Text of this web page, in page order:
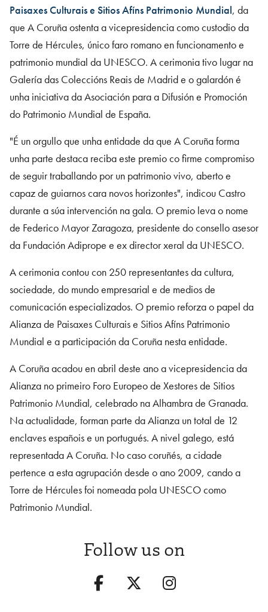
Paisaxes Culturais e Sitios Afíns Patrimonio Mundial, da
que A Coruña ostenta a vicepresidencia como custodio da
Torre de Hércules, único faro romano en funcionamento e
patrimonio mundial da UNESCO. A cerimonia tivo lugar na
Galería das Coleccións Reais de Madrid e o galardón é
unha iniciativa da Asociación para a Difusión e Promoción
do Patrimonio Mundial de España.
"É un orgullo que unha entidade da que A Coruña forma
unha parte destaca reciba este premio co firme compromiso
de seguir traballando por un patrimonio vivo, aberto e
capaz de guiarnos cara novos horizontes", indicou Castro
durante a súa intervención na gala. O premio leva o nome
de Federico Mayor Zaragoza, presidente do consello asesor
da Fundación Adiprope e ex director xeral da UNESCO.
A cerimonia contou con 250 representantes da cultura,
sociedade, do mundo empresarial e de medios de
comunicación especializados. O premio reforza o papel da
Alianza de Paisaxes Culturais e Sitios Afíns Patrimonio
Mundial e a participación da Coruña nesta entidade.
A Coruña acadou en abril deste ano a vicepresidencia da
Alianza no primeiro Foro Europeo de Xestores de Sitios
Patrimonio Mundial, celebrado na Alhambra de Granada.
Na actualidade, forman parte da Alianza un total de 12
enclaves españois e un portugués. A nivel galego, está
representada A Coruña. No caso coruñés, a cidade
pertence a esta agrupación desde o ano 2009, cando a
Torre de Hércules foi nomeada pola UNESCO como
Patrimonio Mundial.
Follow us on